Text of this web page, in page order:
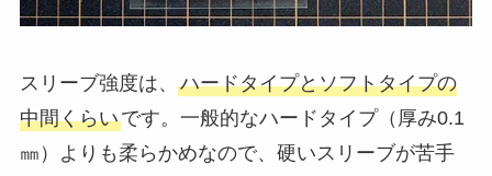
スリーブ強度は、 ハードタイプとソフトタイプの
中間くらいです。一般的なハードタイプ（厚み0.1
㎜）よりも柔らかめなので、硬いスリーブが苦手